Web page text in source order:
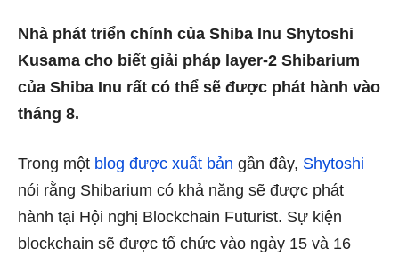
Nhà phát triển chính của Shiba Inu Shytoshi
Kusama cho biết giải pháp layer-2 Shibarium
của Shiba Inu rất có thể sẽ được phát hành vào
tháng 8.
Trong một blog được xuất bản gần đây, Shytoshi
nói rằng Shibarium có khả năng sẽ được phát
hành tại Hội nghị Blockchain Futurist. Sự kiện
blockchain sẽ được tổ chức vào ngày 15 và 16